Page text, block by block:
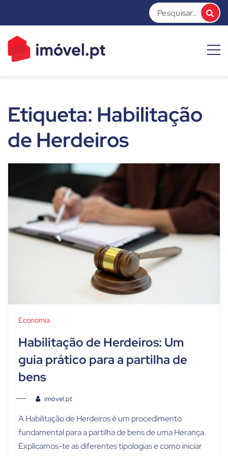
content
Etiqueta: Habilitação
de Herdeiros
Economia
Habilitação de Herdeiros: Um
guia prático para a partilha de
bens
imóvel.pt
A Habilitação de Herdeiros é um procedimento
fundamental para a partilha de bens de uma Herança.
Explicamos-te as diferentes tipologias e como iniciar